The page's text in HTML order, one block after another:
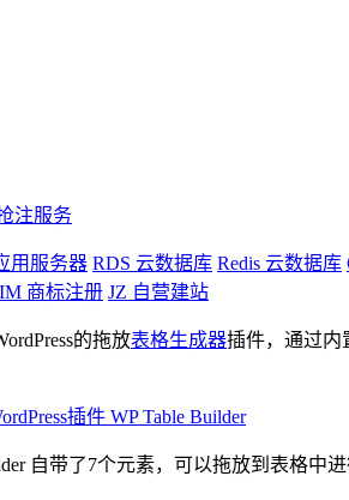
注服务
用服务器 RDS 云数据库 Redis 云数据库
IM 商标注册 JZ 自营建站
的拖放表格生成器插件，通过内
自带了7个元素，可以拖放到表格中进